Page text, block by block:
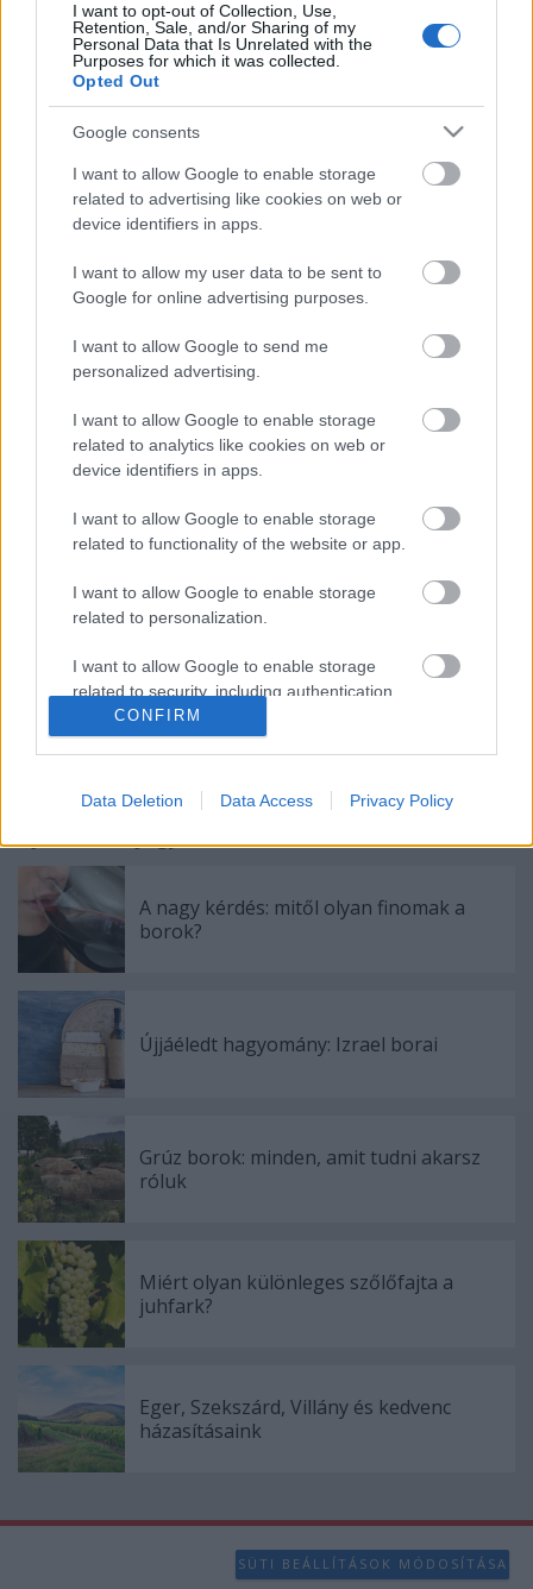
I want to opt-out of Collection, Use,
Retention, Sale, and/or Sharing of my
Personal Data that Is Unrelated with the
Purposes for which it was collected.
Opted Out
Google consents
I want to allow Google to enable storage
related to advertising like cookies on web or
device identifiers in apps.
I want to allow my user data to be sent to
Google for online advertising purposes.
I want to allow Google to send me
personalized advertising.
I want to allow Google to enable storage
related to analytics like cookies on web or
device identifiers in apps.
I want to allow Google to enable storage
related to functionality of the website or app.
I want to allow Google to enable storage
related to personalization.
I want to allow Google to enable storage
related to security, including authentication
functionality and fraud prevention, and other
user protection.
CONFIRM
Data Deletion Data Access Privacy Policy
Íme néhány tipp, hogy mivel is kombináld ezt a
sokoldalú alapanyagot!
kamillás, mentás, bodzás szörpökhöz, teákhoz
naracsborhoz, proseccohoz, pezsgőhöz, brandy-
khez
gin tonic-hoz, gyömbérsörhöz
rozmaringos, zsályás, petrezselymes öntetekhez
Ha érdekel, hogy Magyarországon mely pincészetek
készítenek verzsüt, és hogyan mesélnek róla,
Címkék:saláta szüret gasztro tippek koktél gasztronómia
citromlé öntet
A nagy kérdés: mitől olyan finomak a
borok?
Újjáéledt hagyomány: Izrael borai
Grúz borok: minden, amit tudni akarsz
róluk
Miért olyan különleges szőlőfajta a
juhfark?
Eger, Szekszárd, Villány és kedvenc
házasításaink
SÜTI BEÁLLÍTÁSOK MÓDOSÍTÁSA